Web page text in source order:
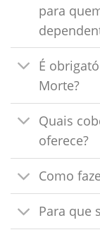
para
É
Morte?
Quais
oferece?
Como
Para que